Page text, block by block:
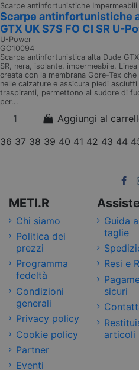
Scarpe antinfortunistiche Impermeabili
Scarpe antinfortunistiche
GTX UK S7S FO CI SR U-
U-Power
GO10094
Scarpa antinfortunistica alta Dude
SR, nera, isolante, impermeabile.
creata con la membrana Gore-Tex
nelle calzature e assicura piedi
traspiranti, permettono al sudore di
per...
Aggiungi al
36 37 38 39 40 41 42 43 44
METI.R
Chi siamo
Politica dei
prezzi
Programma
fedeltà
Condizioni
generali
Privacy policy
Cookie policy
Partner
Eventi
Guida
taglie
Resi e
sicuri
articoli